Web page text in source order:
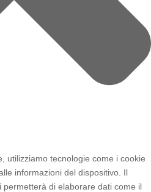
utilizziamo tecnologie come i cookie
informazioni del dispositivo. Il
di elaborare dati come il